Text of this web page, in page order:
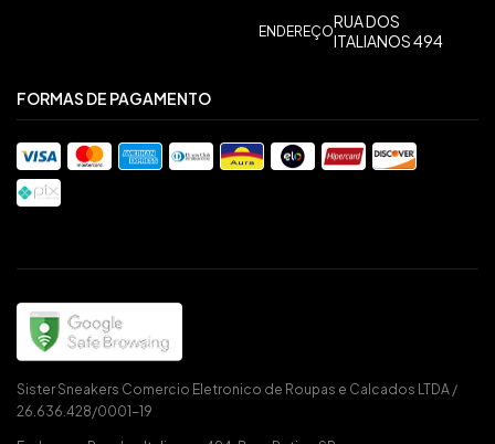
ENDEREÇORUA DOS
ITALIANOS 494
FORMAS DE PAGAMENTO
Sister Sneakers Comercio Eletronico de Roupas e Calcados LTDA /
26.636.428/0001-19